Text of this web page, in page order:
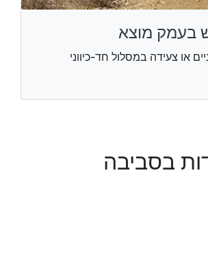
בעמק מוצא
או צעידה במסלול חד-כיווני
בסביבה